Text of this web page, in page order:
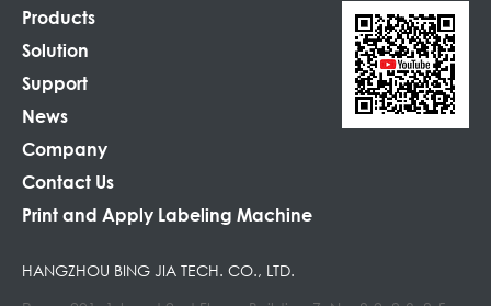
Products
Solution
Support
News
Company
Contact Us
Print and Apply Labeling Machine
HANGZHOU BING JIA TECH. CO., LTD.